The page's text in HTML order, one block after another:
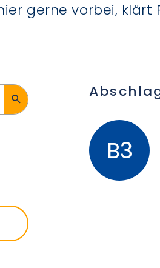
gerne vorbei,